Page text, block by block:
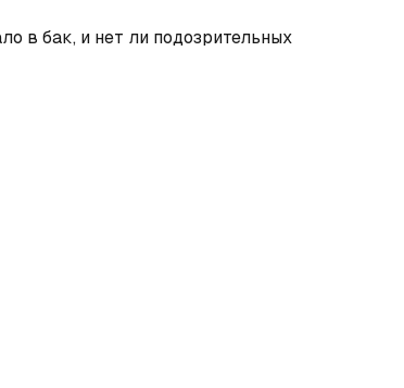
в бак, и нет ли подозрительных